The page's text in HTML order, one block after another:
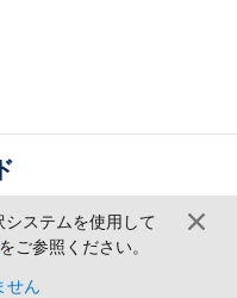
ステムを使用して
をご参照ください。
せん